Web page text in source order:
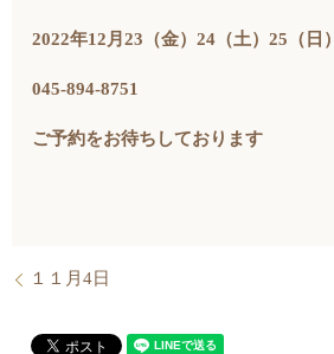
2022年12月23（金）24（土）25（日）
045-894-8751
ご予約をお待ちしております
１１月4日